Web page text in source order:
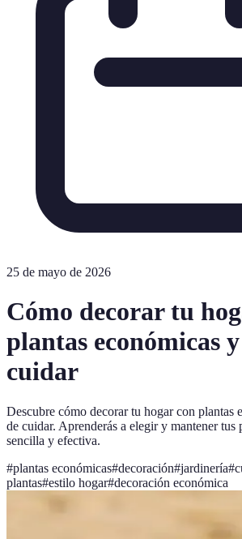
25 de mayo de 2026
Cómo decorar tu
plantas económicas
cuidar
Descubre cómo decorar tu hogar con plantas
de cuidar. Aprenderás a elegir y mantener tus
sencilla y efectiva.
#plantas económicas#decoración#jardinería#
plantas#estilo hogar#decoración económica